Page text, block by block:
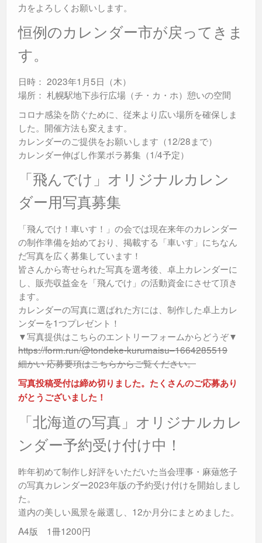
力をよろしくお願いします。
恒例のカレンダー市が戻ってきま
す。
日時： 2023年1月5日（木）
場所： 札幌駅地下歩行広場（チ・カ・ホ）憩いの空間
コロナ感染を防ぐために、従来より広い場所を確保しま
した。開催方法も変えます。
カレンダーのご提供をお願いします（12/28まで）
カレンダー伸ばし作業ボラ募集（1/4予定）
「飛んでけ」オリジナルカレン
ダー用写真募集
「飛んでけ！車いす！」の会では現在来年のカレンダー
の制作準備を始めており、掲載する「車いす」にちなん
だ写真を広く募集しています！
皆さんから寄せられた写真を選考後、卓上カレンダーに
し、販売収益金を「飛んでけ」の活動資金にさせて頂き
ます。
カレンダーの写真に選ばれた方には、制作した卓上カレ
ンダーを1つプレゼント！
▼写真提供はこちらのエントリーフォームからどうぞ▼
https://form.run/@tondeke-kurumaisu–1664285519
細かい 応募要項はこちらからご覧ください。
写真投稿受付は締め切りました。たくさんのご応募あり
がとうございました！
「北海道の写真」オリジナルカレ
ンダー予約受け付け中！
昨年初めて制作し好評をいただいた当会理事・麻薙悠子
の写真カレンダー2023年版の予約受け付けを開始しまし
た。
道内の美しい風景を厳選し、12か月分にまとめました。
A4版 1冊1200円